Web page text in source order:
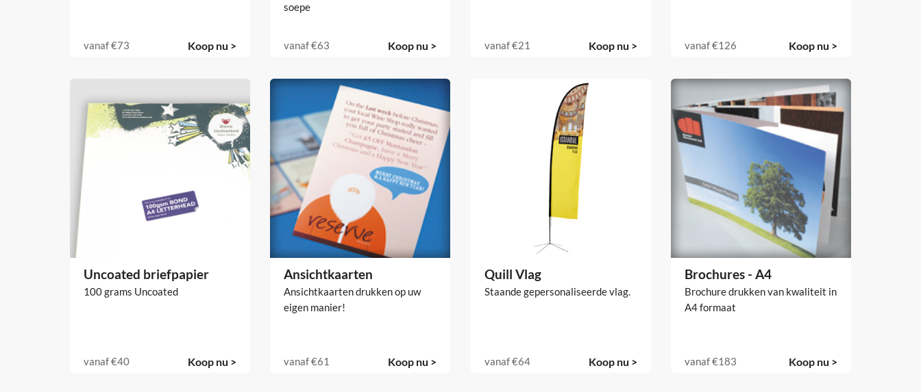
vanaf€73 Koop nu >
soepe
vanaf€63 Koop nu > vanaf€21 Koop nu > vanaf€126 Koop nu >
Uncoated briefpapier
100 grams Uncoated
vanaf€40 Koop nu >
Ansichtkaarten
Ansichtkaarten drukken op uw
eigen manier!
vanaf€61 Koop nu >
Quill Vlag
Staande gepersonaliseerde vlag.
vanaf€64 Koop nu >
Brochures - A4
Brochure drukken van kwaliteit in
A4 formaat
vanaf€183 Koop nu >